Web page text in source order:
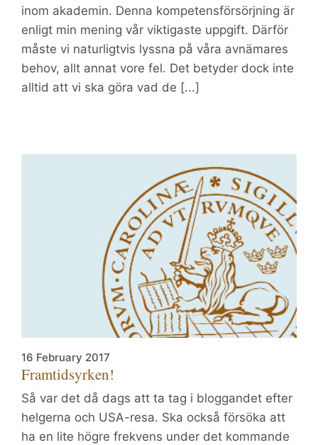
inom akademin. Denna kompetensförsörjning är
enligt min mening vår viktigaste uppgift. Därför
måste vi naturligtvis lyssna på våra avnämares
behov, allt annat vore fel. Det betyder dock inte
alltid att vi ska göra vad de [...]
16 February 2017
Framtidsyrken!
Så var det då dags att ta tag i bloggandet efter
helgerna och USA-resa. Ska också försöka att
ha en lite högre frekvens under det kommande